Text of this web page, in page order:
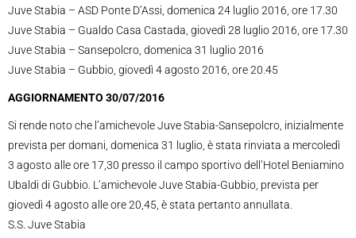
Juve Stabia – ASD Ponte D’Assi, domenica 24 luglio 2016, ore 17.30
Juve Stabia – Gualdo Casa Castada, giovedì 28 luglio 2016, ore 17.30
Juve Stabia – Sansepolcro, domenica 31 luglio 2016
Juve Stabia – Gubbio, giovedì 4 agosto 2016, ore 20.45
AGGIORNAMENTO 30/07/2016
Si rende noto che l’amichevoleJuve Stabia-Sansepolcro , inizialmente
prevista per domani, domenica 31 luglio, è stata rinviata a mercoledì
3 agosto alle ore 17,30 presso il campo sportivo dell’Hotel Beniamino
Ubaldi di Gubbio . L’amichevoleJuve Stabia-Gubbio , prevista per
giovedì 4 agosto alle ore 20,45, è stata pertanto annullata.
S.S. Juve Stabia